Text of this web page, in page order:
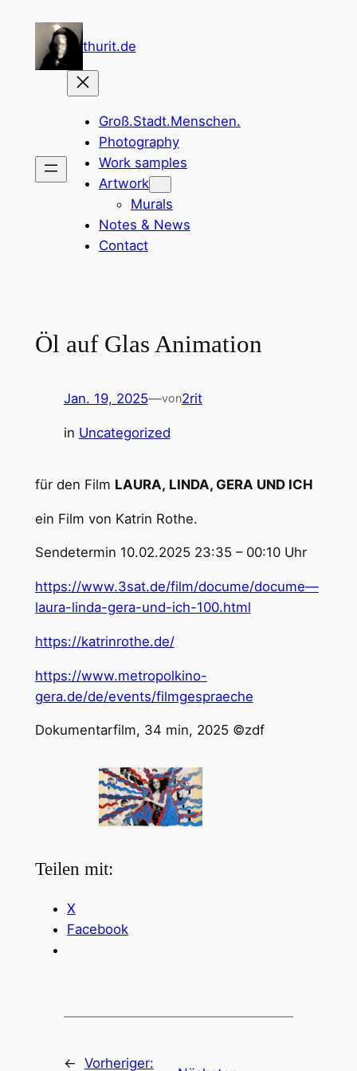
springen
thurit.de
Groß.Stadt.Menschen.
Photography
Work samples
Artwork
Murals
Notes & News
Contact
Öl auf Glas Animation
Jan. 19, 2025—von2rit
in Uncategorized
für den Film LAURA, LINDA, GERA UND ICH
ein Film von Katrin Rothe.
Sendetermin 10.02.2025 23:35 – 00:10 Uhr
https://www.3sat.de/film/docume/docume—
laura-linda-gera-und-ich-100.html
https://katrinrothe.de/
https://www.metropolkino-
gera.de/de/events/filmgespraeche
Dokumentarfilm, 34 min, 2025 ©zdf
Teilen mit:
X
Facebook
← Vorheriger: